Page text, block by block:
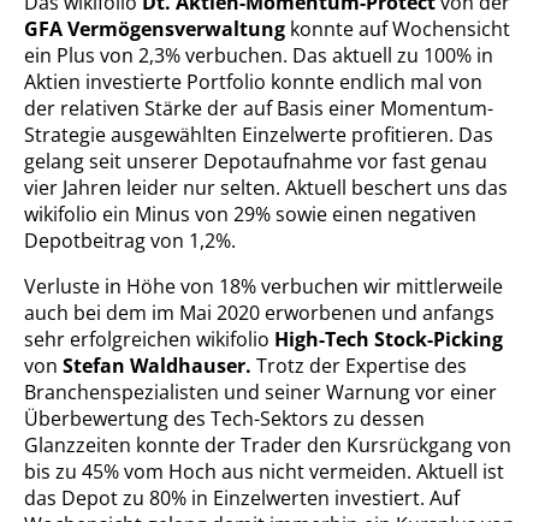
GFA Vermögensverwaltung konnte auf Wochensicht
ein Plus von 2,3% verbuchen. Das aktuell zu 100% in
Aktien investierte Portfolio konnte endlich mal von
der relativen Stärke der auf Basis einer Momentum-
Strategie ausgewählten Einzelwerte profitieren. Das
gelang seit unserer Depotaufnahme vor fast genau
vier Jahren leider nur selten. Aktuell beschert uns das
wikifolio ein Minus von 29% sowie einen negativen
Depotbeitrag von 1,2%.
Verluste in Höhe von 18% verbuchen wir mittlerweile
auch bei dem im Mai 2020 erworbenen und anfangs
sehr erfolgreichen wikifolio High-Tech Stock-Picking
von Stefan Waldhauser. Trotz der Expertise des
Branchenspezialisten und seiner Warnung vor einer
Überbewertung des Tech-Sektors zu dessen
Glanzzeiten konnte der Trader den Kursrückgang von
bis zu 45% vom Hoch aus nicht vermeiden. Aktuell ist
das Depot zu 80% in Einzelwerten investiert. Auf